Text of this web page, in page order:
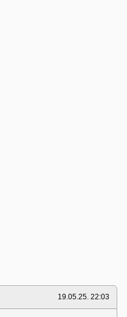
19.05.25. 22:03